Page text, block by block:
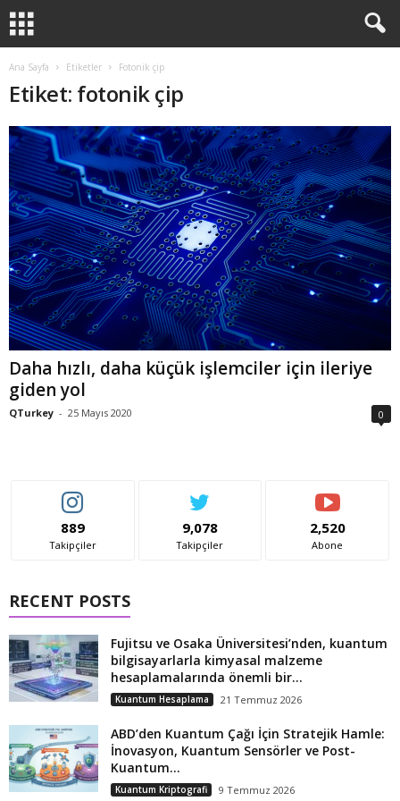
Ana Sayfa Etiketler Fotonik çip
Etiket: fotonik çip
Daha hızlı, daha küçük işlemciler için ileriye
giden yol
QTurkey - 25 Mayıs 2020 0
889
Takipçiler
9,078
Takipçiler
2,520
Abone
RECENT POSTS
Fujitsu ve Osaka Üniversitesi’nden, kuantum
bilgisayarlarla kimyasal malzeme
hesaplamalarında önemli bir...
Kuantum Hesaplama 21 Temmuz 2026
ABD’den Kuantum Çağı İçin Stratejik Hamle:
İnovasyon, Kuantum Sensörler ve Post-
Kuantum...
Kuantum Kriptografi 9 Temmuz 2026